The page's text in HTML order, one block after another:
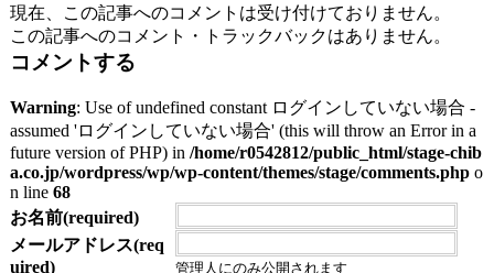
現在、この記事へのコメントは受け付けておりません。
この記事へのコメント・トラックバックはありません。
コメントする
Warning: Use of undefined constant ログインしていない場合 -
assumed 'ログインしていない場合' (this will throw an Error in a
future version of PHP) in /home/r0542812/public_html/stage-chib
a.co.jp/wordpress/wp/wp-content/themes/stage/comments.phpo
n line 68
お名前(required)
メールアドレス(req
uired)
管理人にのみ公開されます